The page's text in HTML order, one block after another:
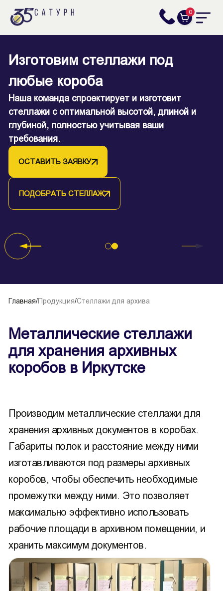
0
Эффективное решение для
хранения коробов
Передвижные стеллажи позволят оптимально
использовать пространство, увеличивая
вместительность и упрощая доступ к нужным
коробам.
ОСТАВИТЬ ЗАЯВКУ
ПОДОБРАТЬ СТЕЛЛАЖ
Изготовим стеллажи под
любые короба
Наша команда спроектирует и изготовит
стеллажи с оптимальной высотой, длиной и
глубиной, полностью учитывая ваши
требования.
ОСТАВИТЬ ЗАЯВКУ
ПОДОБРАТЬ СТЕЛЛАЖ
Главная/Продукция/Стеллажи для архива
Металлические стеллажи
для хранения архивных
коробов в Иркутске
Производим металлические стеллажи для
хранения архивных документов в коробах.
Габариты полок и расстояние между ними
изготавливаются под размеры архивных
коробов, чтобы обеспечить необходимые
промежутки между ними. Это позволяет
максимально эффективно использовать
рабочие площади в архивном помещении, и
хранить максимум документов.